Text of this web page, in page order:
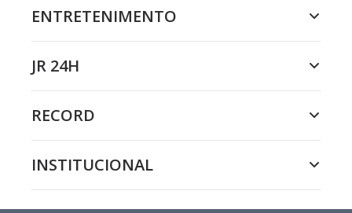
ENTRETENIMENTO
JR 24H
RECORD
INSTITUCIONAL